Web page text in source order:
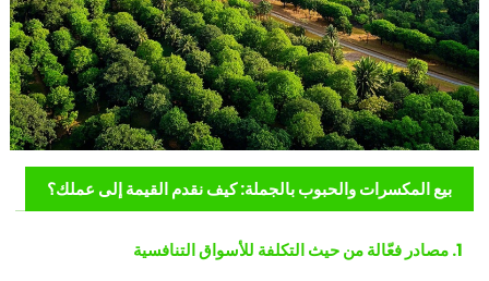
بيع المكسرات والحبوب بالجملة: كيف نقدم القيمة إلى عملك؟
1. مصادر فعّالة من حيث التكلفة للأسواق التنافسية